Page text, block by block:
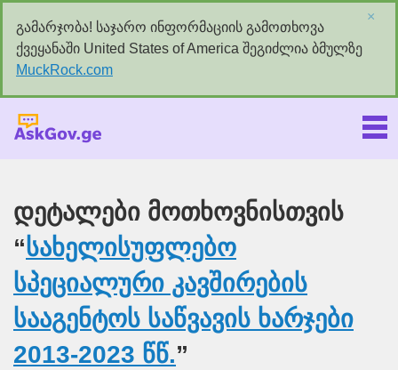
გამარჯობა! საჯარო ინფორმაციის გამოთხოვა
ქვეყანაში United States of America შეგიძლია ბმულზე
MuckRock.com
×
დეტალები მოთხოვნისთვის
“სახელისუფლებო
სპეციალური კავშირების
სააგენტოს საწვავის ხარჯები
2013-2023 წწ.”